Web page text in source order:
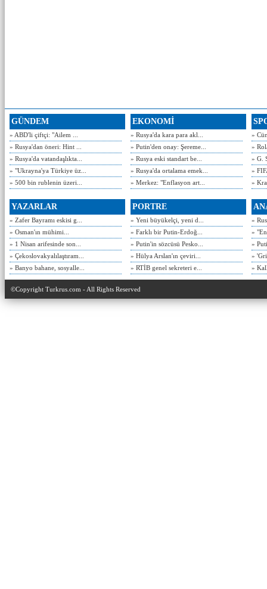
GÜNDEM
» ABD'li çiftçi: "Ailem ...
» Rusya'dan öneri: Hint ...
» Rusya'da vatandaşlıkta...
» "Ukrayna'ya Türkiye üz...
» 500 bin rublenin üzeri...
EKONOMİ
» Rusya'da kara para akl...
» Putin'den onay: Şereme...
» Rusya eski standart be...
» Rusya'da ortalama emek...
» Merkez: "Enflasyon art...
»
»
» G.
»
»
YAZARLAR
» Zafer Bayramı eskisi g...
» Osman'ın mühimi...
» 1 Nisan arifesinde son...
» Çekoslovakyalılaştıram...
» Banyo bahane, sosyalle...
PORTRE
» Yeni büyükelçi, yeni d...
» Farklı bir Putin-Erdoğ...
» Putin'in sözcüsü Pesko...
» Hülya Arslan'ın çeviri...
» RTİB genel sekreteri e...
»
»
»
»
»
©Copyright Turkrus.com - All Rights Reserved